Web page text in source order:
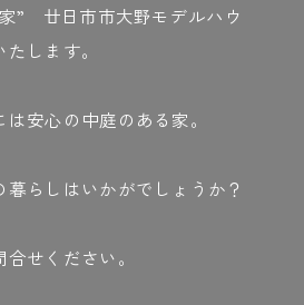
” 廿日市市大野モデルハウ
します。
安心の中庭のある家。
らしはいかがでしょうか？
せください。